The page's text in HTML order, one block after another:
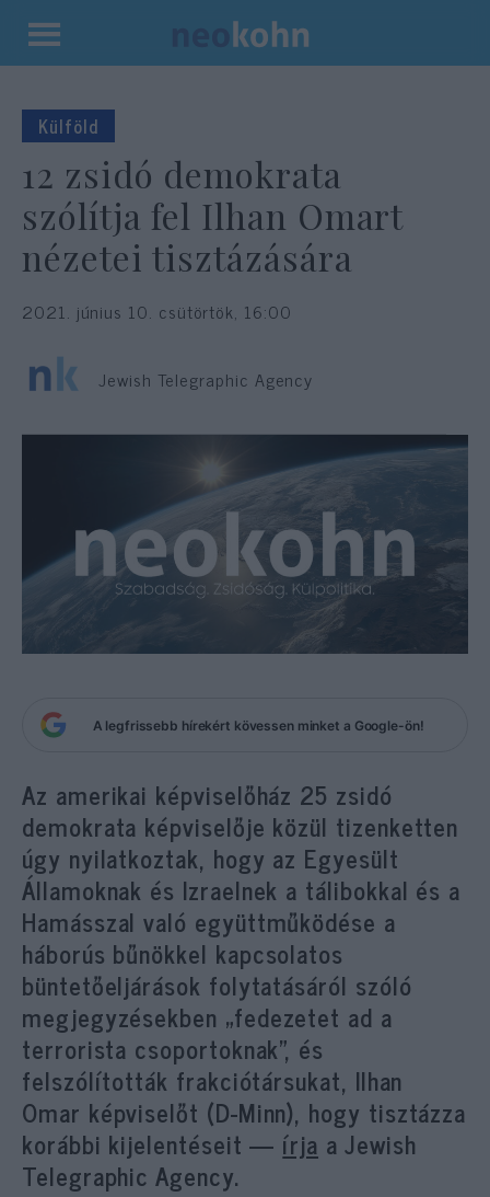
Kilépés
tartalomba
Külföld
12 zsidó demokrata
szólítja fel Ilhan Omart
nézetei tisztázására
2021. június 10. csütörtök, 16:00
Jewish Telegraphic Agency
A legfrissebb hírekért kövessen minket a Google-ön!
Az amerikai képviselőház 25 zsidó
demokrata képviselője közül tizenketten
úgy nyilatkoztak, hogy az Egyesült
Államoknak és Izraelnek a tálibokkal és a
Hamásszal való együttműködése a
háborús bűnökkel kapcsolatos
büntetőeljárások folytatásáról szóló
megjegyzésekben „fedezetet ad a
terrorista csoportoknak”, és
felszólították frakciótársukat, Ilhan
Omar képviselőt (D-Minn), hogy tisztázza
korábbi kijelentéseit — írja a Jewish
Telegraphic Agency.